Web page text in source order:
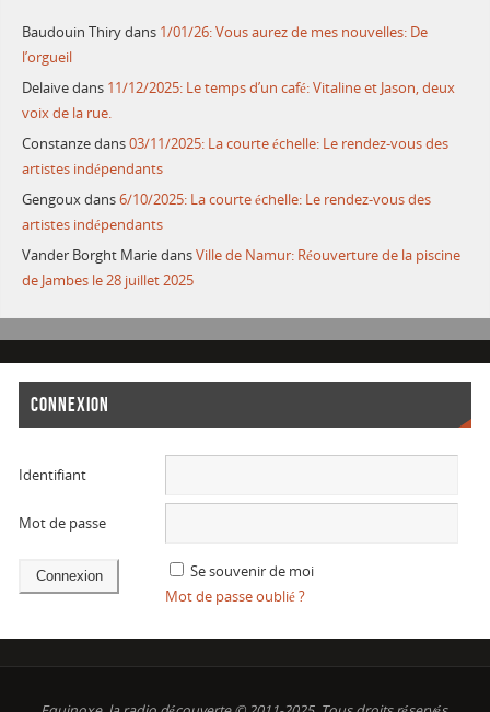
Baudouin Thirydans 1/01/26: Vous aurez de mes nouvelles: De
l’orgueil
Delaivedans 11/12/2025: Le temps d’un café: Vitaline et Jason, deux
voix de la rue.
Constanzedans03/11/2025: La courte échelle: Le rendez-vous des
artistes indépendants
Gengouxdans6/10/2025: La courte échelle: Le rendez-vous des
artistes indépendants
Vander Borght MariedansVille de Namur: Réouverture de la piscine
de Jambes le 28 juillet 2025
CONNEXION
Identifiant
Mot de passe
Se souvenir de moi
Mot de passe oublié ?